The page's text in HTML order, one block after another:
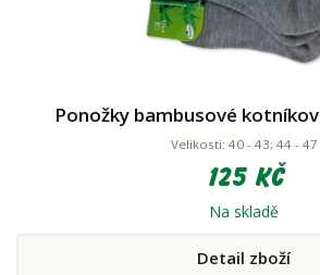
Ponožky bambusové
Velikosti: 40 - 43; 44 - 47
125 Kč
Na skladě
Detail zboží